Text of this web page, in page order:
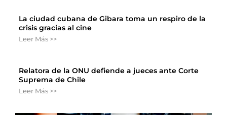
La ciudad cubana de Gibara toma un respiro de la
crisis gracias al cine
Leer Más >>
Relatora de la ONU defiende a jueces ante Corte
Suprema de Chile
Leer Más >>